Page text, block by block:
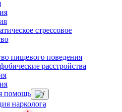
стрессовое
пищевого поведения
расстройства
помощь
нарколога